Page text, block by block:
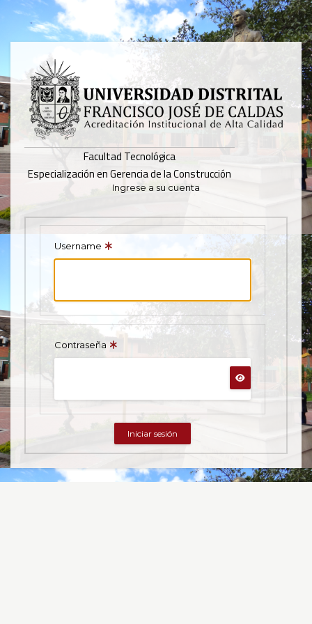
Pasar
contenido
principal
Facultad Tecnológica
Especialización en Gerencia de la Construcción
Ingrese a su cuenta
Username
Contraseña